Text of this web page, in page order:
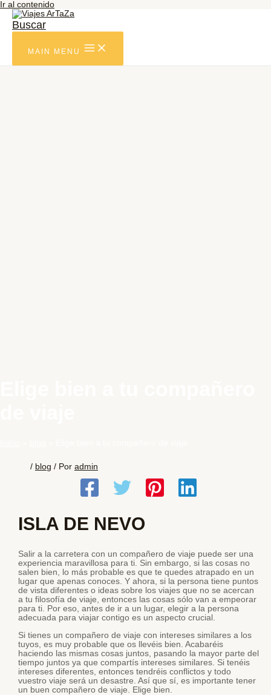
Ir al contenido
Buscar
MAIN MENU
/ blog / Por admin
ISLA DE NEVO
Salir a la carretera con un compañero de viaje puede ser una
experiencia maravillosa para ti. Sin embargo, si las cosas no
salen bien, lo más probable es que te quedes atrapado en un
lugar que apenas conoces. Y ahora, si la persona tiene puntos
de vista diferentes o ideas sobre los viajes que no se acercan
a tu filosofía de viaje, entonces las cosas sólo van a empeorar
para ti. Por eso, antes de ir a un lugar, elegir a la persona
adecuada para viajar contigo es un aspecto crucial.
Si tienes un compañero de viaje con intereses similares a los
tuyos, es muy probable que os llevéis bien. Acabaréis
haciendo las mismas cosas juntos, pasando la mayor parte del
tiempo juntos ya que compartís intereses similares. Si tenéis
intereses diferentes, entonces tendréis conflictos y todo
vuestro viaje será un desastre. Así que sí, es importante tener
un buen compañero de viaje. Elige bien.